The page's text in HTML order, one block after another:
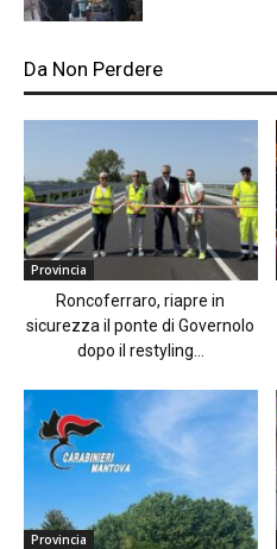
Da Non Perdere
Provincia
Roncoferraro, riapre in
sicurezza il ponte di Governolo
dopo il restyling...
Provincia